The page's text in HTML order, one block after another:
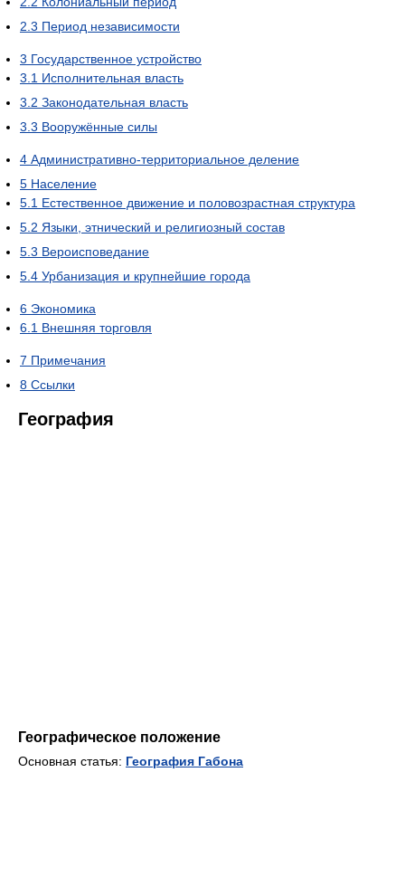
2.3 Период независимости
3 Государственное устройство
3.1 Исполнительная власть
3.2 Законодательная власть
3.3 Вооружённые силы
4 Административно-территориальное деление
5 Население
5.1 Естественное движение и половозрастная структура
5.2 Языки, этнический и религиозный состав
5.3 Вероисповедание
5.4 Урбанизация и крупнейшие города
6 Экономика
6.1 Внешняя торговля
7 Примечания
8 Ссылки
География
Географическое положение
Основная статья: География Габона